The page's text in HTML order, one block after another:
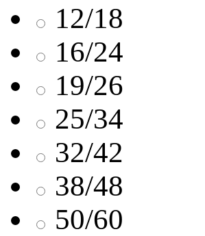
12/18
16/24
19/26
25/34
32/42
38/48
50/60